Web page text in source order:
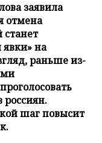
заявила
отмена
станет
на
раньше из-
шаг повысит